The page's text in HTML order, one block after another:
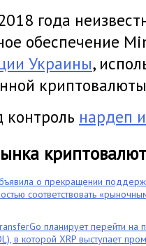
года
обеспечение
Украины,
контроль нардеп
криптовалют
о прекращении
соответствовать
планирует перейти на
в которой XRP выступает